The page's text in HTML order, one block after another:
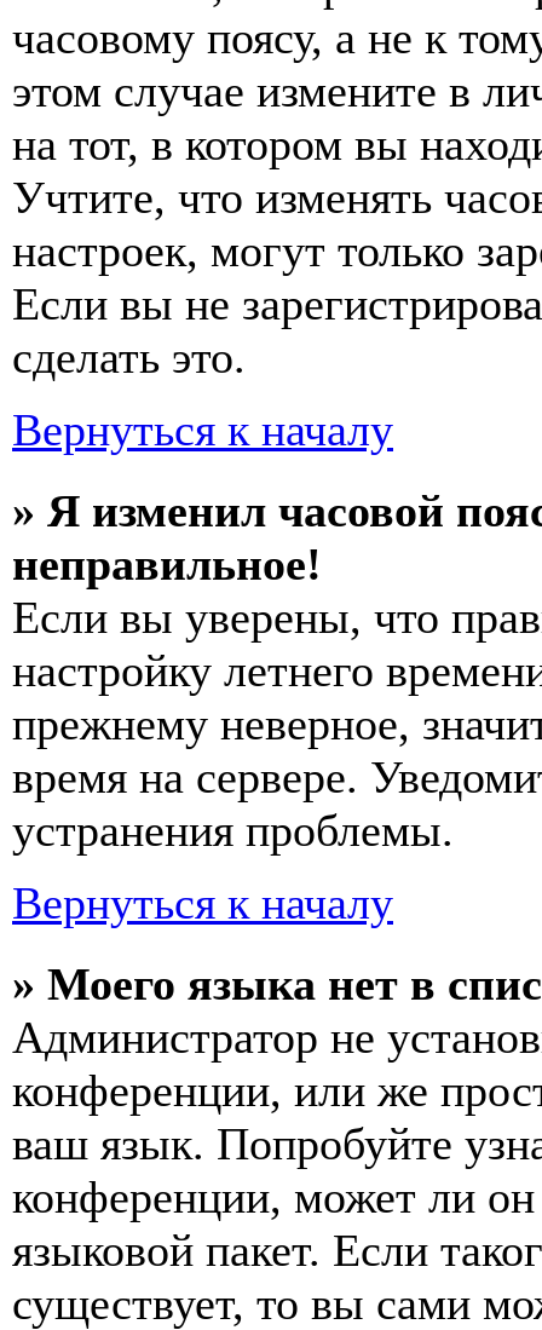
часовому поясу, а не к
этом случае измените в
на тот, в котором вы
Учтите, что изменять
настроек, могут только
Если вы не
сделать это.
Вернуться к началу
» Я изменил часовой
неправильное!
Если вы уверены, что
настройку летнего
прежнему неверное,
время на сервере.
устранения проблемы.
Вернуться к началу
» Моего языка нет в
Администратор не
конференции, или же
ваш язык. Попробуйте
конференции, может ли
языковой пакет. Если
существует, то вы сами